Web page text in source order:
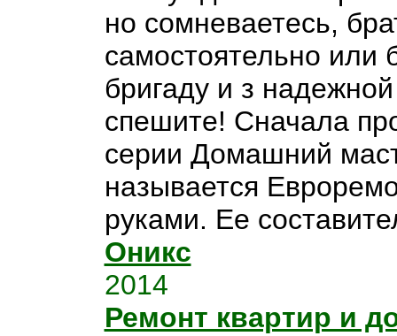
но сомневаетесь,
самостоятельно или
бригаду и з
спешите! Сначала
серии Домашний
называется
руками. Ее
Оникс
2014
Ремонт квартир и